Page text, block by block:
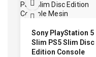
Sony PlayStation 5
Slim PS5 Slim Disc
Edition Console